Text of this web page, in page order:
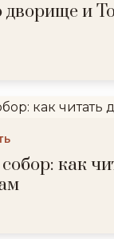
дворище и
как